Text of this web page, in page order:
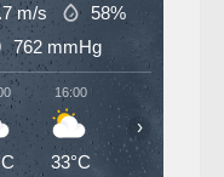
m/s
58%
762 mmHg
16:00
33°C
17:00
34°C
›